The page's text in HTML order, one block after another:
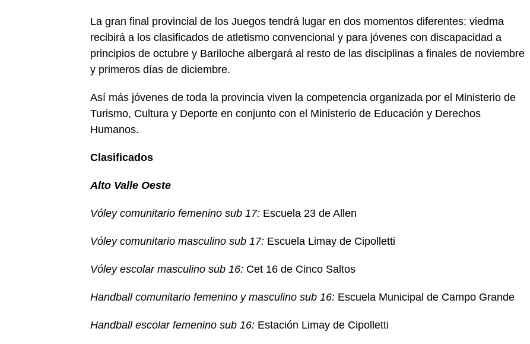
La gran final provincial de los Juegos tendrá lugar en dos momentos diferentes: viedma
recibirá a los clasificados de atletismo convencional y para jóvenes con discapacidad a
principios de octubre y Bariloche albergará al resto de las disciplinas a finales de noviembre
y primeros días de diciembre.
Así más jóvenes de toda la provincia viven la competencia organizada por el Ministerio de
Turismo, Cultura y Deporte en conjunto con el Ministerio de Educación y Derechos
Humanos.
Clasificados
Alto Valle Oeste
Vóley comunitario femenino sub 17: Escuela 23 de Allen
Vóley comunitario masculino sub 17: Escuela Limay de Cipolletti
Vóley escolar masculino sub 16: Cet 16 de Cinco Saltos
Handball comunitario femenino y masculino sub 16: Escuela Municipal de Campo Grande
Handball escolar femenino sub 16: Estación Limay de Cipolletti